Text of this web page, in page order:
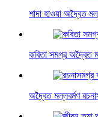
শাদা হাওয়া অদ্বৈত
কবিতা সমগ্র অদ্বৈত
অদ্বৈত মল্লবর্মণ